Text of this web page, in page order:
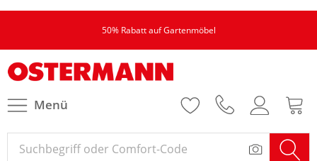
50% Rabatt auf Gartenmöbel
Menü